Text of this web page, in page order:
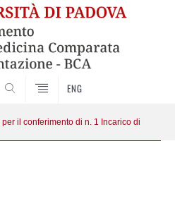
ENG
il conferimento di n. 1 Incarico di